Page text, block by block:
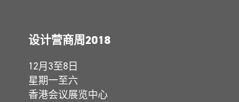
设计营商周2018
12月3至8日
星期一至六
香港会议展览中心